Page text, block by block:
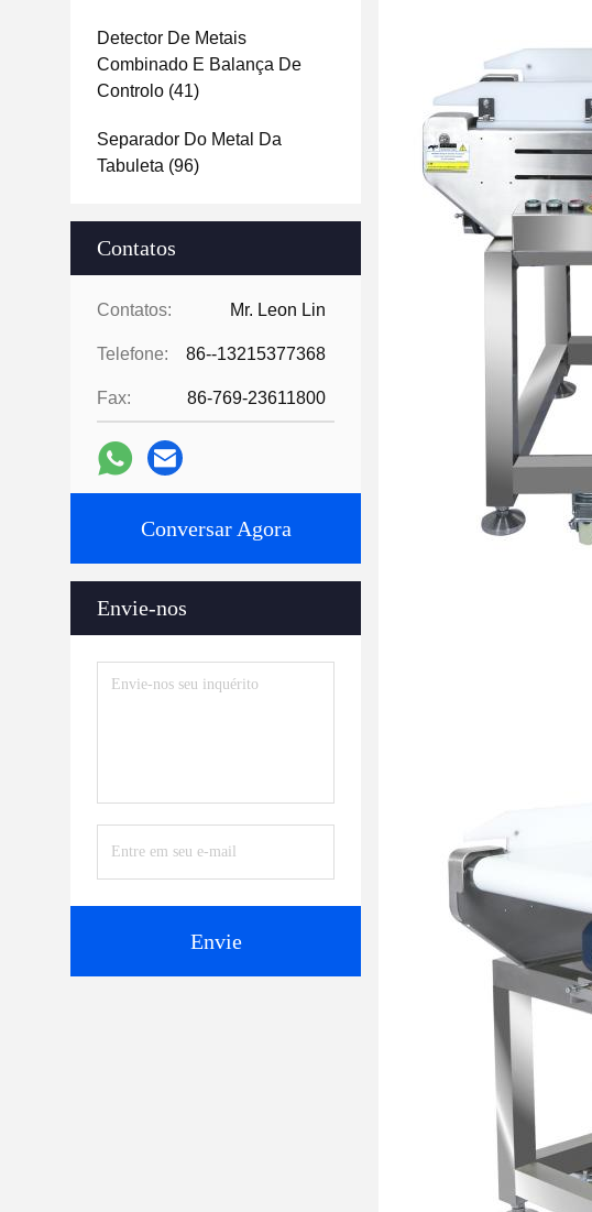
Detector De Metais
Combinado E Balança De
Controlo (41)
Separador Do Metal Da
Tabuleta (96)
Contatos
Contatos: Mr. Leon Lin
Telefone: 86--13215377368
Fax: 86-769-23611800
Conversar Agora
Envie-nos
Envie